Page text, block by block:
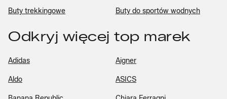
Buty trekkingowe Buty do sportów wodnych
Odkryj więcej top marek
Adidas Aigner
Aldo ASICS